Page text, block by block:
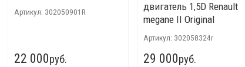
Артикул: 302050901R
22 000руб.
двигатель 1,5D Renault
megane II Original
Артикул: 302058324r
29 000руб.